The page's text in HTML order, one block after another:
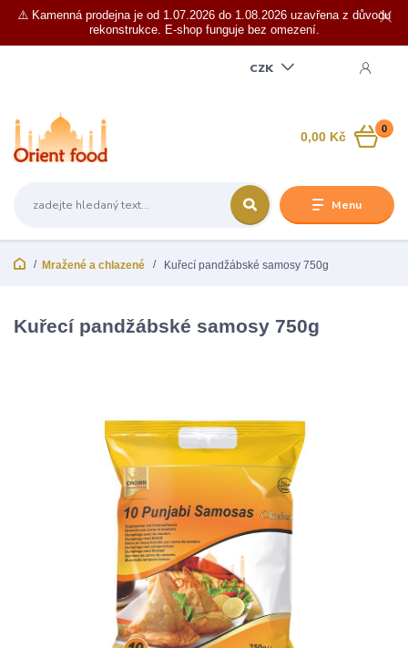
⚠️ Kamenná prodejna je od 1.07.2026 do 1.08.2026 uzavřena z důvodu
rekonstrukce. E-shop funguje bez omezení.
Menu
CZK
0
0,00 Kč
Mražené a chlazené Kuřecí pandžábské samosy 750g
Kuřecí pandžábské samosy 750g